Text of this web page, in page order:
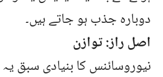
دوبارہ جذب ہو جاتے ہیں۔
اصل راز: توازن
نیوروسائنس کا بنیادی سبق